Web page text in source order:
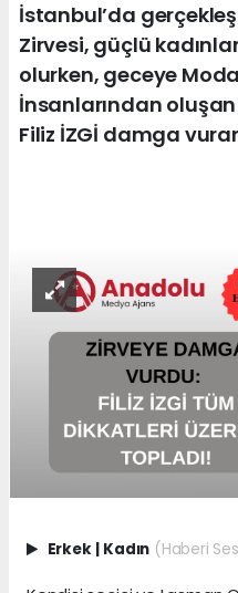
İstanbul’da
Zirvesi, güçlü
olurken, geceye
İnsanlarından
Filiz İZGİ damga
Erkek | Kadın (Haberi